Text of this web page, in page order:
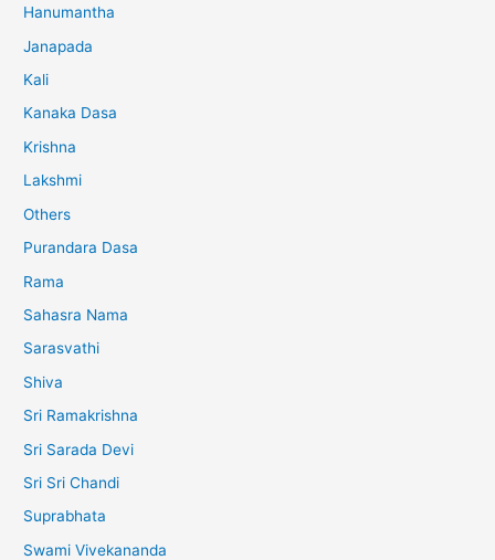
Hanumantha
Janapada
Kali
Kanaka Dasa
Krishna
Lakshmi
Others
Purandara Dasa
Rama
Sahasra Nama
Sarasvathi
Shiva
Sri Ramakrishna
Sri Sarada Devi
Sri Sri Chandi
Suprabhata
Swami Vivekananda